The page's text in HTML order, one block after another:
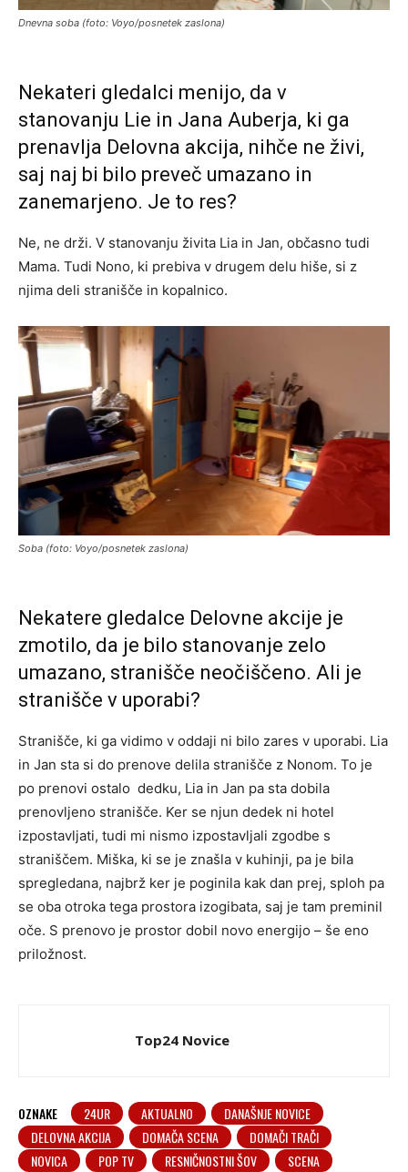
Dnevna soba (foto: Voyo/posnetek zaslona)
Nekateri gledalci menijo, da v
stanovanju Lie in Jana Auberja, ki ga
prenavlja Delovna akcija, nihče ne živi,
saj naj bi bilo preveč umazano in
zanemarjeno. Je to res?
Ne, ne drži. V stanovanju živita Lia in Jan, občasno tudi
Mama. Tudi Nono, ki prebiva v drugem delu hiše, si z
njima deli stranišče in kopalnico.
Soba (foto: Voyo/posnetek zaslona)
Nekatere gledalce Delovne akcije je
zmotilo, da je bilo stanovanje zelo
umazano, stranišče neočiščeno. Ali je
stranišče v uporabi?
Stranišče, ki ga vidimo v oddaji ni bilo zares v uporabi. Lia
in Jan sta si do prenove delila stranišče z Nonom. To je
po prenovi ostalo dedku, Lia in Jan pa sta dobila
prenovljeno stranišče. Ker se njun dedek ni hotel
izpostavljati, tudi mi nismo izpostavljali zgodbe s
straniščem. Miška, ki se je znašla v kuhinji, pa je bila
spregledana, najbrž ker je poginila kak dan prej, sploh pa
se oba otroka tega prostora izogibata, saj je tam preminil
oče. S prenovo je prostor dobil novo energijo – še eno
priložnost.
Top24 Novice
OZNAKE 24UR AKTUALNO
DANAŠNJE NOVICE
DELOVNA AKCIJA
DOMAČA SCENA
DOMAČI TRAČI
NOVICA
POP TV RESNIČNOSTNI ŠOV SCENA